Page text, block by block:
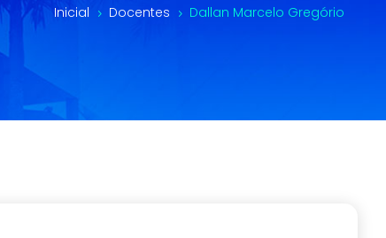
Inicial 5 Docentes 5 Dallan Marcelo Gregório